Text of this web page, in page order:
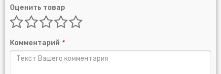
Оценить товар
Комментарий *